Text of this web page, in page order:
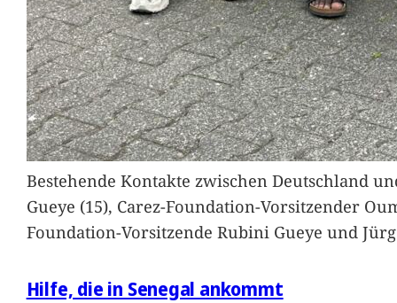
Bestehende Kontakte zwischen Deutschland
Gueye (15), Carez-Foundation-Vorsitzender
Foundation-Vorsitzende Rubini Gueye und
Hilfe, die in Senegal ankommt